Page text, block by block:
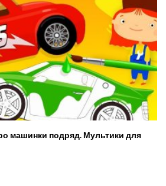
машинки подряд. Мультики для